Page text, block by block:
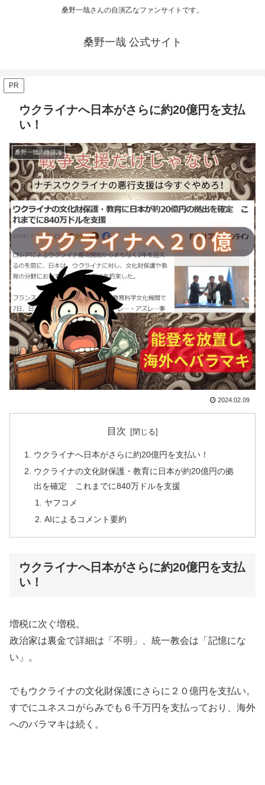
桑野一哉さんの自演乙なファンサイトです。
桑野一哉 公式サイト
PR
ウクライナへ日本がさらに約20億円を支払
い！
桑野一哉の陰謀論
2024.02.09
目次
ウクライナへ日本がさらに約20億円を支払い！
ウクライナの文化財保護・教育に日本が約20億円の拠
出を確定 これまでに840万ドルを支援
ヤフコメ
AIによるコメント要約
ウクライナへ日本がさらに約20億円を支払
い！
増税に次ぐ増税。
政治家は裏金で詳細は「不明」、統一教会は「記憶にな
い」。
でもウクライナの文化財保護にさらに２０億円を支払い。
すでにユネスコがらみでも６千万円を支払っており、海外
へのバラマキは続く。